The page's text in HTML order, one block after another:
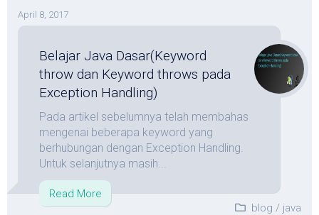
April 8, 2017
Belajar Java Dasar(Keyword
throw dan Keyword throws pada
Exception Handling)
Pada artikel sebelumnya telah membahas
mengenai beberapa keyword yang
berhubungan dengan Exception Handling.
Untuk selanjutnya masih...
Read More
blog / java